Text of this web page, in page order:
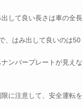
して良い長さは車の全長
、はみ出して良いのは50
ンバープレートが見えな
に注意して、安全運転を